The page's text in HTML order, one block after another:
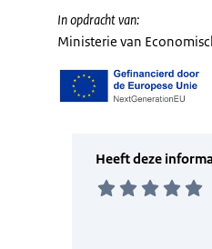
In opdracht van:
Ministerie van